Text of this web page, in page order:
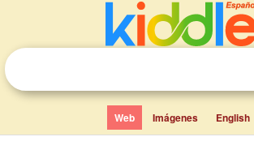
Web Imágenes English